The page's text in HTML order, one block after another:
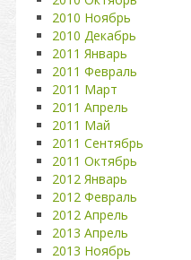
2010 Ноябрь
2010 Декабрь
2011 Январь
2011 Февраль
2011 Март
2011 Апрель
2011 Май
2011 Сентябрь
2011 Октябрь
2012 Январь
2012 Февраль
2012 Апрель
2013 Апрель
2013 Ноябрь